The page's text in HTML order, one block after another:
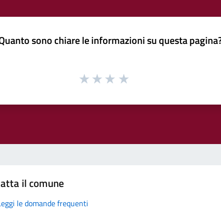
sono chiare le informazioni su questa
il comune
le domande frequenti